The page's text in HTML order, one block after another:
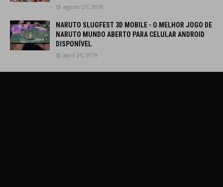
agosto 21, 2018
NARUTO SLUGFEST 3D MOBILE - O MELHOR JOGO DE
NARUTO MUNDO ABERTO PARA CELULAR ANDROID
DISPONÍVEL
abril 25, 2019